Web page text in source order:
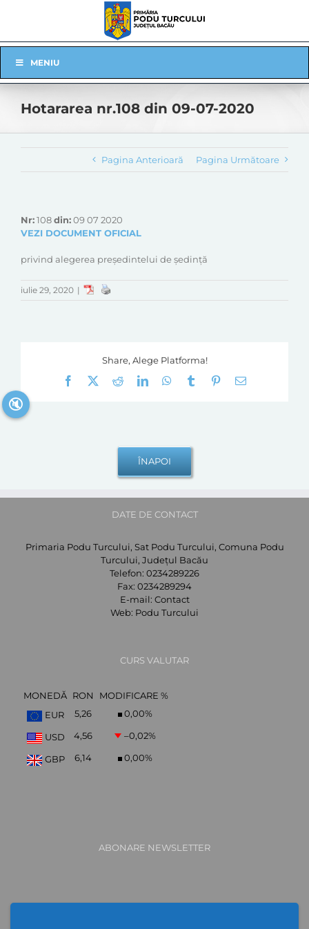
Navigation
MENIU
Hotararea nr.108 din 09-07-2020
Pagina Anterioară Pagina Următoare
Nr:108din:09 07 2020
VEZI DOCUMENT OFICIAL
privind alegerea președintelui de ședință
iulie 29, 2020 |
Share, Alege Platforma!
Facebook
RedditLinkedInWhatsApp
Tumblr Pinterest
E-
DATE DE CONTACT
Primaria Podu Turcului, Sat Podu Turcului, Comuna Podu
Turcului, Județul Bacău
Telefon: 0234289226
Fax: 0234289294
E-mail: Contact
Web: Podu Turcului
CURS VALUTAR
MONEDĂ RON
MODIFICARE %
EUR
5,26 0,00%
USD 4,56 –0,02%
GBP 6,14 0,00%
ABONARE NEWSLETTER
🔇